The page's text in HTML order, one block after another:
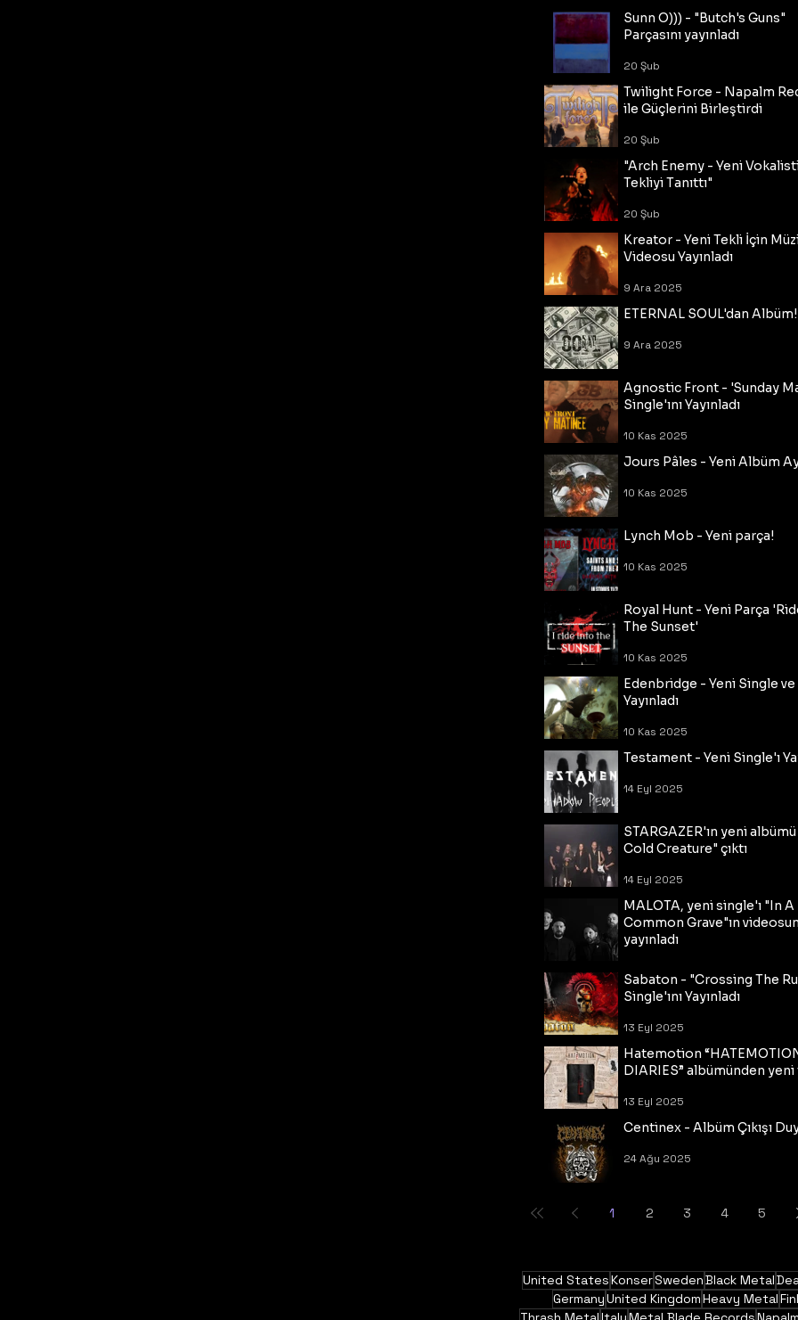
Sunn O))) - "Butch's Guns"
Parçasını yayınladı
20 Şub
Twilight Force - Napalm
ile Güçlerini Birleştirdi
20 Şub
"Arch Enemy - Yeni
Tekliyi Tanıttı"
20 Şub
Kreator - Yeni Tekli İçin
Videosu Yayınladı
9 Ara 2025
ETERNAL SOUL'dan Albüm!
9 Ara 2025
Agnostic Front - 'Sunday
Single'ını Yayınladı
10 Kas 2025
Jours Pâles - Yeni Albüm
10 Kas 2025
Lynch Mob - Yeni parça!
10 Kas 2025
Royal Hunt - Yeni Parça
The Sunset'
10 Kas 2025
Edenbridge - Yeni Single
Yayınladı
10 Kas 2025
Testament - Yeni Single'ı
14 Eyl 2025
STARGAZER'ın yeni
Cold Creature" çıktı
14 Eyl 2025
MALOTA, yeni single'ı "In A
Common Grave"ın
yayınladı
Sabaton - "Crossing The
Single'ını Yayınladı
13 Eyl 2025
Hatemotion
DIARIES” albümünden
13 Eyl 2025
Centinex - Albüm Çıkışı
24 Ağu 2025
1 2 3 4 5
United StatesKonserSwedenBlack Metal
GermanyUnited KingdomHeavy Metal